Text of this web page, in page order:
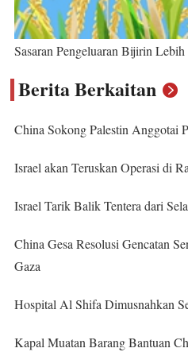
Sasaran Pengeluaran Bijirin
Berita Berkaitan
China Sokong Palestin Anggotai
Israel akan Teruskan Operasi di
Israel Tarik Balik Tentera dari
China Gesa Resolusi Gencatan
Gaza
Hospital Al Shifa Dimusnahkan
Kapal Muatan Barang Bantuan